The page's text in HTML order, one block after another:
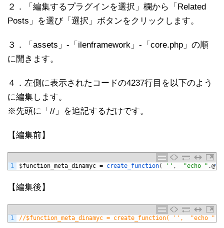
２．「編集するプラグインを選択」欄から「Related
Posts」を選び「選択」ボタンをクリックします。
３．「assets」-「ilenframework」-「core.php」の順
に開きます。
４．左側に表示されたコードの4237行目を以下のよう
に編集します。
※先頭に「//」を追記するだけです。
【編集前】
1 $function_meta_dinamyc = create_function( '' , "echo " .@
【編集後】
1 //$function_meta_dinamyc = create_function( '',  "echo